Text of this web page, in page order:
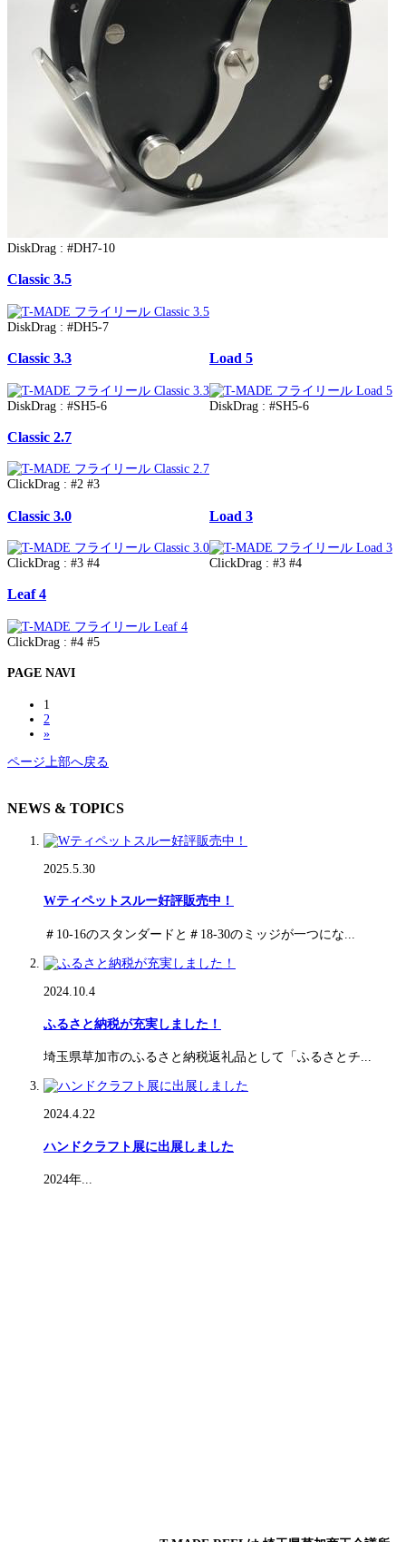
DiskDrag : #DH7-10
Classic 3.5
DiskDrag : #DH5-7
Classic 3.3
DiskDrag : #SH5-6
Load 5
DiskDrag : #SH5-6
Classic 2.7
ClickDrag : #2 #3
Classic 3.0
ClickDrag : #3 #4
Load 3
ClickDrag : #3 #4
Leaf 4
ClickDrag : #4 #5
PAGE NAVI
1
2
»
ページ上部へ戻る
NEWS & TOPICS
2025.5.30
Wティペットスルー好評販売中！
＃10-16のスタンダードと＃18-30のミッジが一つにな...
2024.10.4
ふるさと納税が充実しました！
埼玉県草加市のふるさと納税返礼品として「ふるさとチ...
2024.4.22
ハンドクラフト展に出展しました
2024年...